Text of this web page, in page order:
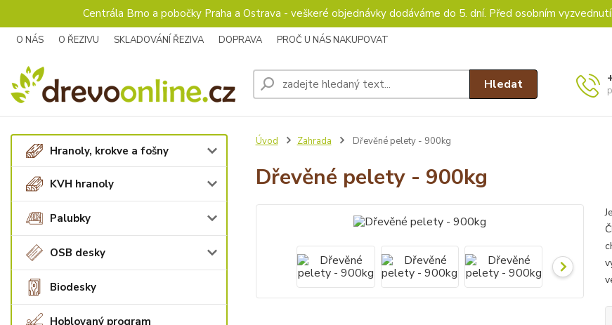
Centrála Brno a pobočky Praha a Ostrava - veškeré objednávky dodáváme do 5. dní. Před osobním
O NÁS O ŘEZIVU SKLADOVÁNÍ ŘEZIVA DOPRAVA PROČ U NÁS NAKUPOVAT
Hledat
Hranoly, krokve a fošny
KVH hranoly
Palubky
OSB desky
Biodesky
Hoblovaný program
Úvod Zahrada Dřevěné pelety - 900kg
Dřevěné pelety - 900kg